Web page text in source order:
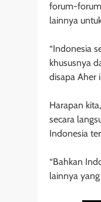
forum-forum
lainnya
“Indonesia
khususnya
disapa Aher
Harapan
secara
Indonesia
“Bahkan
lainnya